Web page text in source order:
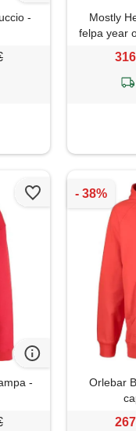
-
Mostly
felpa year
-
Orlebar